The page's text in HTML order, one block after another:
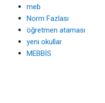
meb
Norm Fazlası
öğretmen ataması
yeni okullar
MEBBİS